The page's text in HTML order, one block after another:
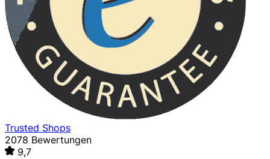
Trusted Shops
2078 Bewertungen
9,7